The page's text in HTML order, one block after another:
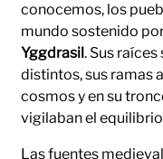
conocemos, los
mundo sostenido
Yggdrasil. Sus
distintos, sus ramas
cosmos y en su
vigilaban el
Las fuentes